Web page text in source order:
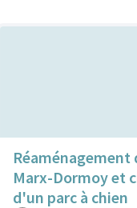
Réaménagement
Marx-Dormoy et
d'un parc à chien